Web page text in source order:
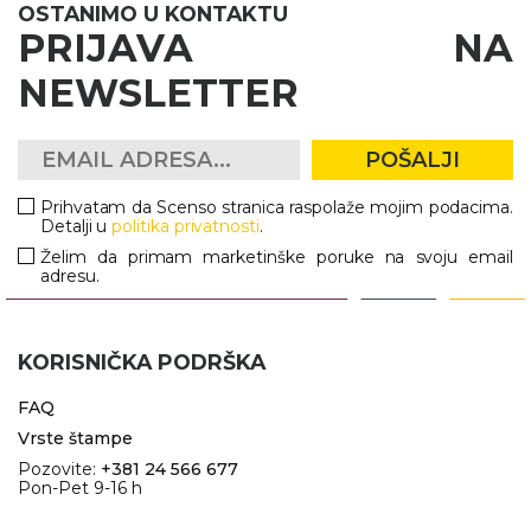
OSTANIMO U KONTAKTU
PRIJAVA NA
NEWSLETTER
POŠALJI
Prihvatam da Scenso stranica raspolaže mojim podacima.
Detalji upolitika privatnosti.
Želim da primam marketinške poruke na svoju email
adresu.
KORISNIČKA PODRŠKA
FAQ
Vrste štampe
Pozovite: +381 24 566 677
Pon-Pet 9-16 h